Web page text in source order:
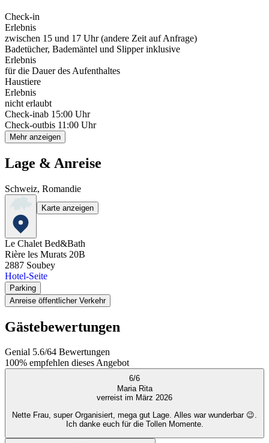
Check-in
Erlebnis
zwischen 15 und 17 Uhr (andere Zeit auf Anfrage)
Badetücher, Bademäntel und Slipper inklusive
Erlebnis
für die Dauer des Aufenthaltes
Haustiere
Erlebnis
nicht erlaubt
Check-inab 15:00 Uhr
Check-outbis 11:00 Uhr
Mehr anzeigen
Lage & Anreise
Schweiz, Romandie
Karte anzeigen
Le Chalet Bed&Bath
Rière les Murats 20B
2887 Soubey
Hotel-Seite
Parking
Anreise öffentlicher Verkehr
Gästebewertungen
Genial 5.6/64 Bewertungen
100% empfehlen dieses Angebot
6/6
Maria Rita
verreist im März 2026
Nette Frau, super Organisiert, mega gut Lage. Alles war wunderbar 😉.
Ich danke euch für die Tollen Momente.